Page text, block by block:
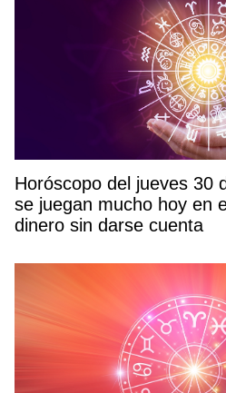
Horóscopo del jueves 30
se juegan mucho hoy en
dinero sin darse cuenta